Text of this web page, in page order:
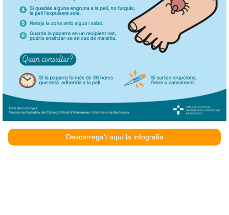
Descarrega't aquí la infografia